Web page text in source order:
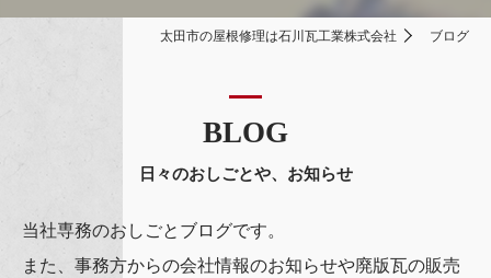
太田市の屋根修理は石川瓦工業株式会社 ブログ
BLOG
日々のおしごとや、お知らせ
当社専務のおしごとブログです。
また、事務方からの会社情報のお知らせや廃版瓦の販売